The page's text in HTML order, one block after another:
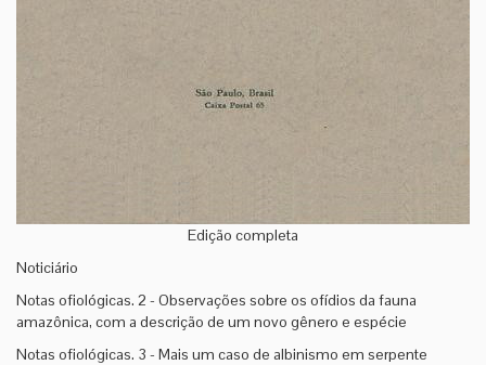
Edição completa
Noticiário
Notas ofiológicas. 2 - Observações sobre os ofídios da fauna
amazônica, com a descrição de um novo gênero e espécie
Notas ofiológicas. 3 - Mais um caso de albinismo em serpente